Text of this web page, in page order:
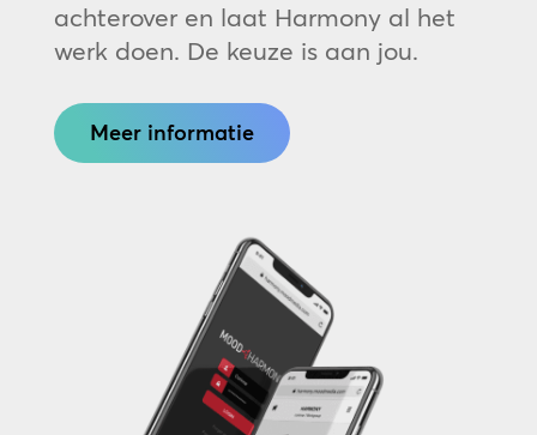
achterover en laat Harmony al het
werk doen. De keuze is aan jou.
Meer informatie